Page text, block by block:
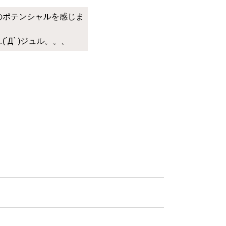
テンシャルを感じま
)ジュル。。、